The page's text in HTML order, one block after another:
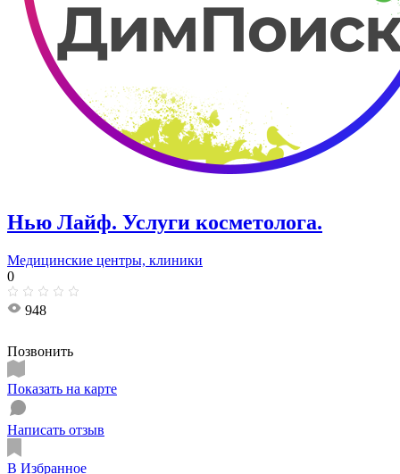
Нью Лайф. Услуги косметолога.
Медицинские центры, клиники
0
948
Позвонить
Показать на карте
Написать отзыв
В Избранное